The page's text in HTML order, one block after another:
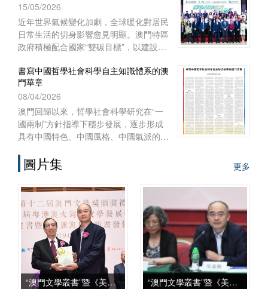
15/05/2026
近年世界氣候變化加劇，全球暖化對居民
日常生活的切身影響愈見明顯。澳門特區
政府積極配合國家“雙碳目標”，以建設宜
《澳門長期減碳策略》和《澳門環境保護
規劃》，謀劃可持續發展藍圖，
書寫中國哲學社會科學自主知識體系的澳
門華章
08/04/2026
澳門回歸以來，哲學社會科學研究在“一
國兩制”方針指導下穩步發展，逐步形成
具有中國特色、中國風格、中國氣派的自
哲學社會科學工作座談會上發表重要講
話、中共中央辦公廳2022年印發《國家
“十四五”時期哲學社會科學發展規劃》以
來，澳門的高等院校、澳門基金會和學術
團體作為知識產出、傳播和實踐的主體，
在構建哲學社會科學自主知識體系的征程
上，從學科建設、智庫服務、文化傳承到
國際對話等諸方面，都發揮了自身獨特的
作用，呈現出多元化、本土化、交叉化與
實務化的發展特點。
圖片集 更多
“澳門文學叢書”暨《美麗澳門》新書發佈會 “澳門文學叢書”暨《美麗澳門》座談會